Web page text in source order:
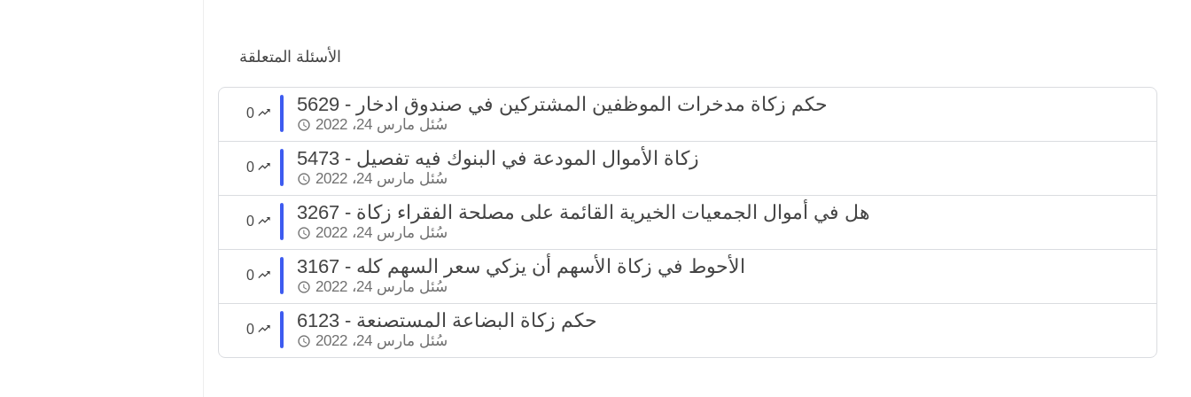
الأسئلة المتعلقة
0 5629 - حكم زكاة مدخرات الموظفين المشتركين في صندوق ادخار
سُئل مارس 24، 2022
0 5473 - زكاة الأموال المودعة في البنوك فيه تفصيل
سُئل مارس 24، 2022
0 3267 - هل في أموال الجمعيات الخيرية القائمة على مصلحة الفقراء زكاة
سُئل مارس 24، 2022
0 3167 - الأحوط في زكاة الأسهم أن يزكي سعر السهم كله
سُئل مارس 24، 2022
0 6123 - حكم زكاة البضاعة المستصنعة
سُئل مارس 24، 2022